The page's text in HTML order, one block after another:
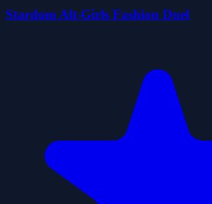
Stardom Alt-Girls Fashion Duel